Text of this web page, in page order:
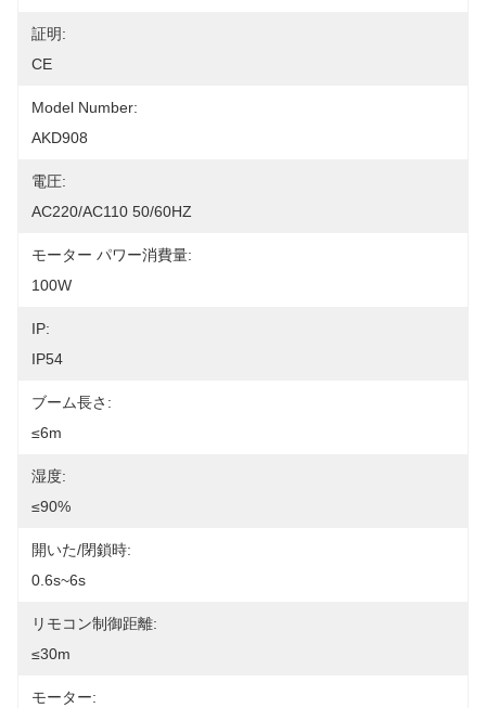
証明:
CE
Model Number:
AKD908
電圧:
AC220/AC110 50/60HZ
モーター パワー消費量:
100W
IP:
IP54
ブーム長さ:
≤6m
湿度:
≤90%
開いた/閉鎖時:
0.6s~6s
リモコン制御距離:
≤30m
モーター: